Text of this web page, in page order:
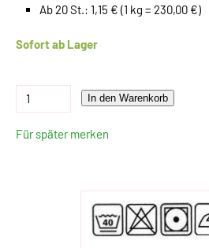
Ab 20 St.: 1,15 € (1 kg = 230,00 €)
Sofort ab Lager
In den Warenkorb
Für später merken